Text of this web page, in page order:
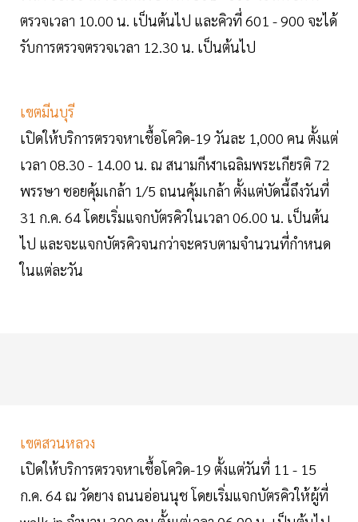
ตรวจเวลา 10.00 น. เป็นต้นไป และคิวที่ 601 - 900 จะได้
รับการตรวจตรวจเวลา 12.30 น. เป็นต้นไป
เขตมีนบุรี
เปิดให้บริการตรวจหาเชื้อโควิด-19 วันละ 1,000 คน ตั้งแต่
เวลา 08.30 - 14.00 น. ณ สนามกีฬาเฉลิมพระเกียรติ 72
พรรษา ซอยคุ้มเกล้า 1/5 ถนนคุ้มเกล้า ตั้งแต่บัดนี้ถึงวันที่
31 ก.ค. 64 โดยเริ่มแจกบัตรคิวในเวลา 06.00 น. เป็นต้น
ไป และจะแจกบัตรคิวจนกว่าจะครบตามจำนวนที่กำหนด
ในแต่ละวัน
เขตสวนหลวง
เปิดให้บริการตรวจหาเชื้อโควิด-19 ตั้งแต่วันที่ 11 - 15
ก.ค. 64 ณ วัดยาง ถนนอ่อนนุช โดยเริ่มแจกบัตรคิวให้ผู้ที่